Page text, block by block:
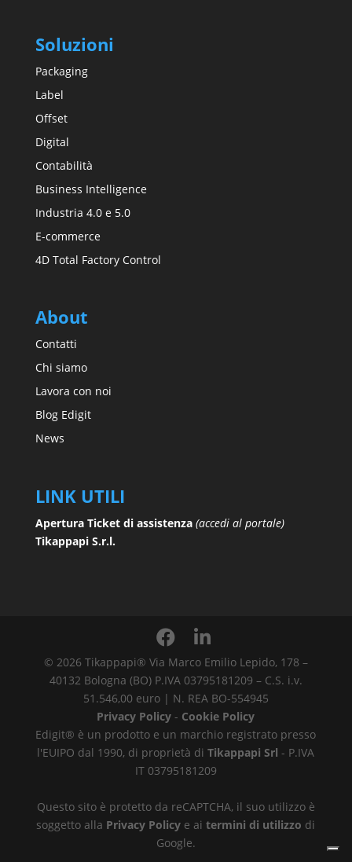
Soluzioni
Packaging
Label
Offset
Digital
Contabilità
Business Intelligence
Industria 4.0 e 5.0
E-commerce
4D Total Factory Control
About
Contatti
Chi siamo
Lavora con noi
Blog Edigit
News
LINK UTILI
Apertura Ticket di assistenza(accedi al portale)
Tikappapi S.r.l.
© 2026 Tikappapi® Via Marco Emilio Lepido, 178 –
40132 Bologna (BO) P.IVA 03795181209 – C.S. i.v.
51.546,00 euro | N. REA BO-554945
Privacy Policy - Cookie Policy
Edigit® è un prodotto e un marchio registrato presso
l'EUIPO dal 1990, di proprietà diTikappapi Srl- P.IVA
IT 03795181209
Questo sito è protetto da reCAPTCHA, il suo utilizzo è
soggetto alla Privacy Policy e aitermini di utilizzo di
Google.